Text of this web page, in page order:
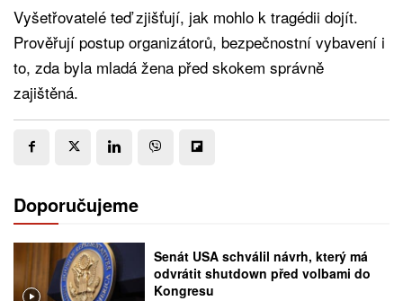
Vyšetřovatelé teď zjišťují, jak mohlo k tragédii dojít.
Prověřují postup organizátorů, bezpečnostní vybavení i
to, zda byla mladá žena před skokem správně
zajištěná.
Doporučujeme
Senát USA schválil návrh, který má
odvrátit shutdown před volbami do
Kongresu